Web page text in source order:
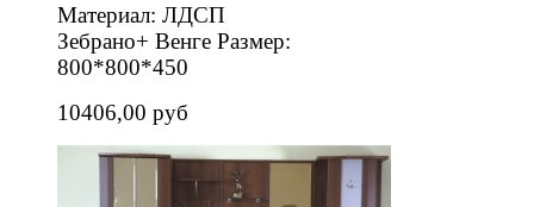
Материал: ЛДСП
Зебрано+ Венге Размер:
800*800*450
10406,00 руб